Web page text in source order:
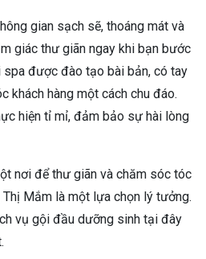
gian sạch sẽ, thoáng mát và
giác thư giãn ngay khi bạn bước
được đào tạo bài bản, có tay
khách hàng một cách chu đáo.
hiện tỉ mỉ, đảm bảo sự hài lòng
nơi để thư giãn và chăm sóc tóc
Thị Mắm là một lựa chọn lý tưởng.
vụ gội đầu dưỡng sinh tại đây